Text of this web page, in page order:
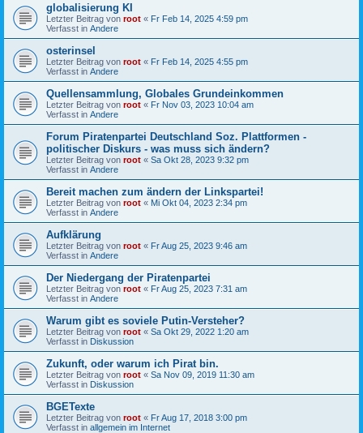
globalisierung KI
Letzter Beitrag von root « Fr Feb 14, 2025 4:59 pm
Verfasst in Andere
osterinsel
Letzter Beitrag von root « Fr Feb 14, 2025 4:55 pm
Verfasst in Andere
Quellensammlung, Globales Grundeinkommen
Letzter Beitrag von root « Fr Nov 03, 2023 10:04 am
Verfasst in Andere
Forum Piratenpartei Deutschland Soz. Plattformen -
politischer Diskurs - was muss sich ändern?
Letzter Beitrag von root « Sa Okt 28, 2023 9:32 pm
Verfasst in Andere
Bereit machen zum ändern der Linkspartei!
Letzter Beitrag von root « Mi Okt 04, 2023 2:34 pm
Verfasst in Andere
Aufklärung
Letzter Beitrag von root « Fr Aug 25, 2023 9:46 am
Verfasst in Andere
Der Niedergang der Piratenpartei
Letzter Beitrag von root « Fr Aug 25, 2023 7:31 am
Verfasst in Andere
Warum gibt es soviele Putin-Versteher?
Letzter Beitrag von root « Sa Okt 29, 2022 1:20 am
Verfasst in Diskussion
Zukunft, oder warum ich Pirat bin.
Letzter Beitrag von root « Sa Nov 09, 2019 11:30 am
Verfasst in Diskussion
BGETexte
Letzter Beitrag von root « Fr Aug 17, 2018 3:00 pm
Verfasst in allgemein im Internet